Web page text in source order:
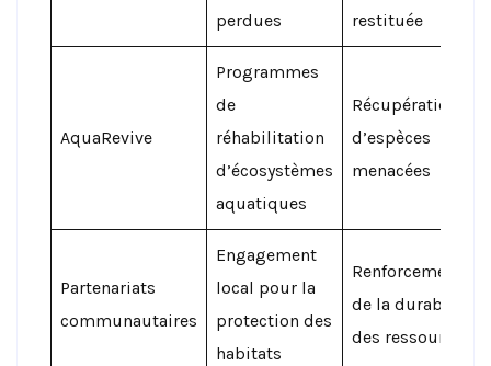
perdues
restituée
AquaRevive
Programmes
de
réhabilitation
d’écosystèmes
aquatiques
Récupération
d’espèces
menacées
Partenariats
communautaires
Engagement
local pour la
protection des
habitats
Renforcement
de la durabilité
des ressources